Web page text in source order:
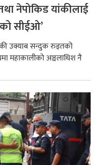
नेपोकिड यांकीलाई
सीईओ’
उक्याब सन्दुक रुइतको
महाकालीको अञ्चलाधिश नै